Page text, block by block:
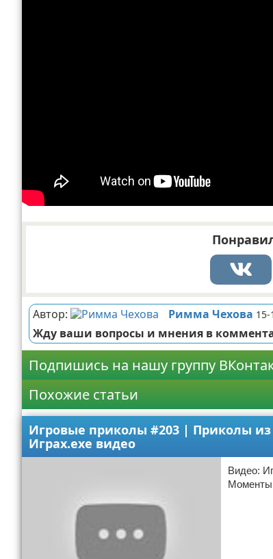
Автор: Римма Чехова
Жду ваши вопросы и мнения в
Подпишись на нашу группу
Похожие статьи
Игровые приколы #203 | Приколы
Играх.exe видео
Видео:
Моменты